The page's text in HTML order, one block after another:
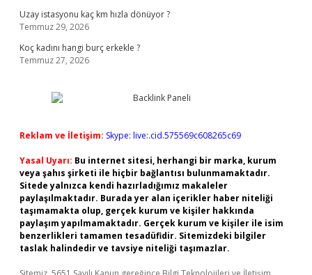
Uzay istasyonu kaç km hızla dönüyor ?
Temmuz 29, 2026
Koç kadını hangi burç erkekle ?
Temmuz 27, 2026
Reklam ve İletişim: Skype: live:.cid.575569c608265c69
Yasal Uyarı: Bu internet sitesi, herhangi bir marka, kurum
veya şahıs şirketi ile hiçbir bağlantısı bulunmamaktadır.
Sitede yalnızca kendi hazırladığımız makaleler
paylaşılmaktadır. Burada yer alan içerikler haber niteliği
taşımamakta olup, gerçek kurum ve kişiler hakkında
paylaşım yapılmamaktadır. Gerçek kurum ve kişiler ile isim
benzerlikleri tamamen tesadüfidir. Sitemizdeki bilgiler
taslak halindedir ve tavsiye niteliği taşımazlar.